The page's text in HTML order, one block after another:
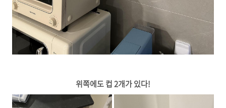
위쪽에도 컵 2개가 있다!